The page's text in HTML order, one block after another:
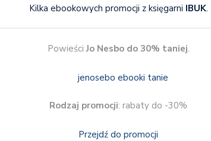
Kilka ebookowych promocji z księgarni IBUK.
PowieściJo Nesbo do 30% taniej.
Rodzaj promocji: rabaty do -30%
Przejdź do promocji